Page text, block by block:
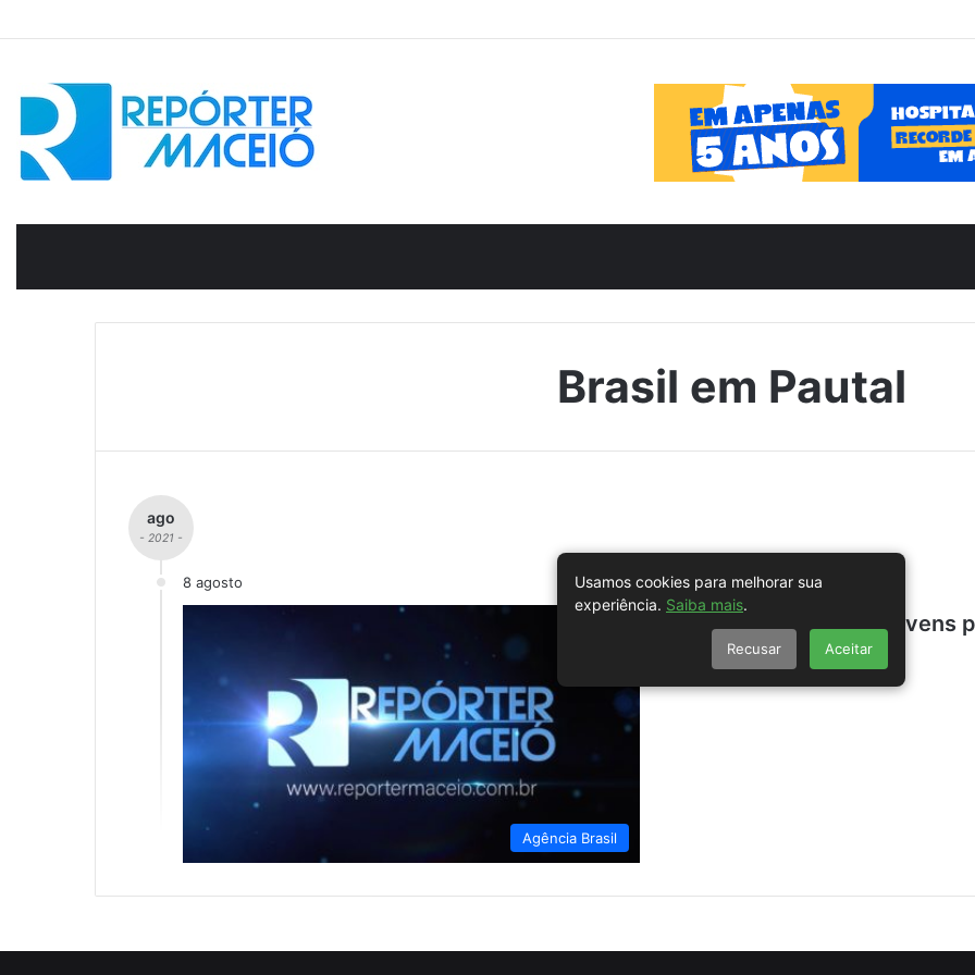
Brasil em Pautal
ago
- 2021 -
8 agosto
Agência Brasil
Programa vai formar jovens
tecnológico
Usamos cookies para melhorar sua
experiência. Saiba mais.
Recusar Aceitar